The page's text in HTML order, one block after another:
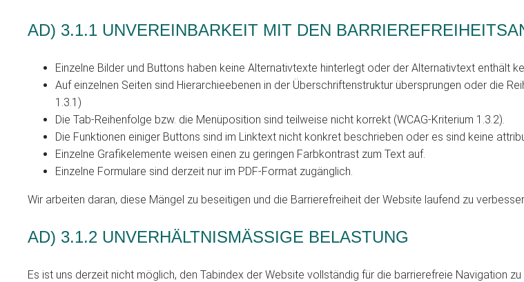
AD) 3.1.1 UNVEREINBARKEIT MIT DEN
Einzelne Bilder und Buttons haben keine Alternativtexte hinterlegt oder der Alternativtext enthält
Auf einzelnen Seiten sind Hierarchieebenen in der Überschriftenstruktur übersprungen oder die
1.3.1)
Die Tab-Reihenfolge bzw. die Menüposition sind teilweise nicht korrekt (WCAG-Kriterium 1.3.2).
Die Funktionen einiger Buttons sind im Linktext nicht konkret beschrieben oder es sind keine
Einzelne Grafikelemente weisen einen zu geringen Farbkontrast zum Text auf.
Einzelne Formulare sind derzeit nur im PDF-Format zugänglich.
Wir arbeiten daran, diese Mängel zu beseitigen und die Barrierefreiheit der Website laufend zu
AD) 3.1.2 UNVERHÄLTNISMÄSSIGE BELASTUNG
Es ist uns derzeit nicht möglich, den Tabindex der Website vollständig für die barrierefreie Navigation